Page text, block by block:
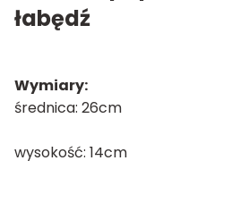
łabędź
Wymiary:
średnica: 26cm
wysokość: 14cm